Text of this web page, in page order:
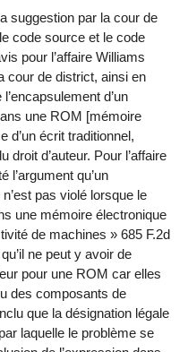
suggestion par la cour de
code source et le code
pour l’affaire Williams
cour de district, ainsi en
d’un
une ROM [mémoire
d’un écrit traditionnel,
droit d’auteur. Pour l’affaire
l’argument qu’un
pas violé lorsque le
une mémoire électronique
de machines » 685 F.2d
ne peut y avoir de
pour une ROM car elles
des composants de
que la désignation légale
laquelle le problème se